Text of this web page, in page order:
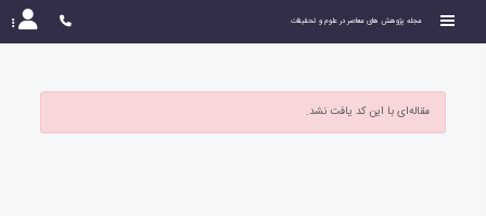
مجله پژوهش های معاصر در علوم و تحقیقات
مقاله‌ای با این کد یافت نشد.